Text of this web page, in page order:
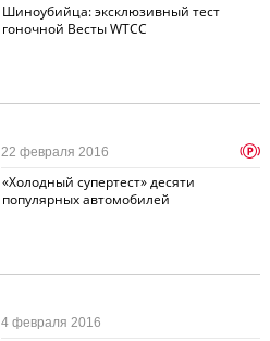
Шиноубийца: эксклюзивный тест
гоночной Весты WTCC
«Холодный супертест» десяти
популярных автомобилей
22 февраля 2016 p
4 февраля 2016